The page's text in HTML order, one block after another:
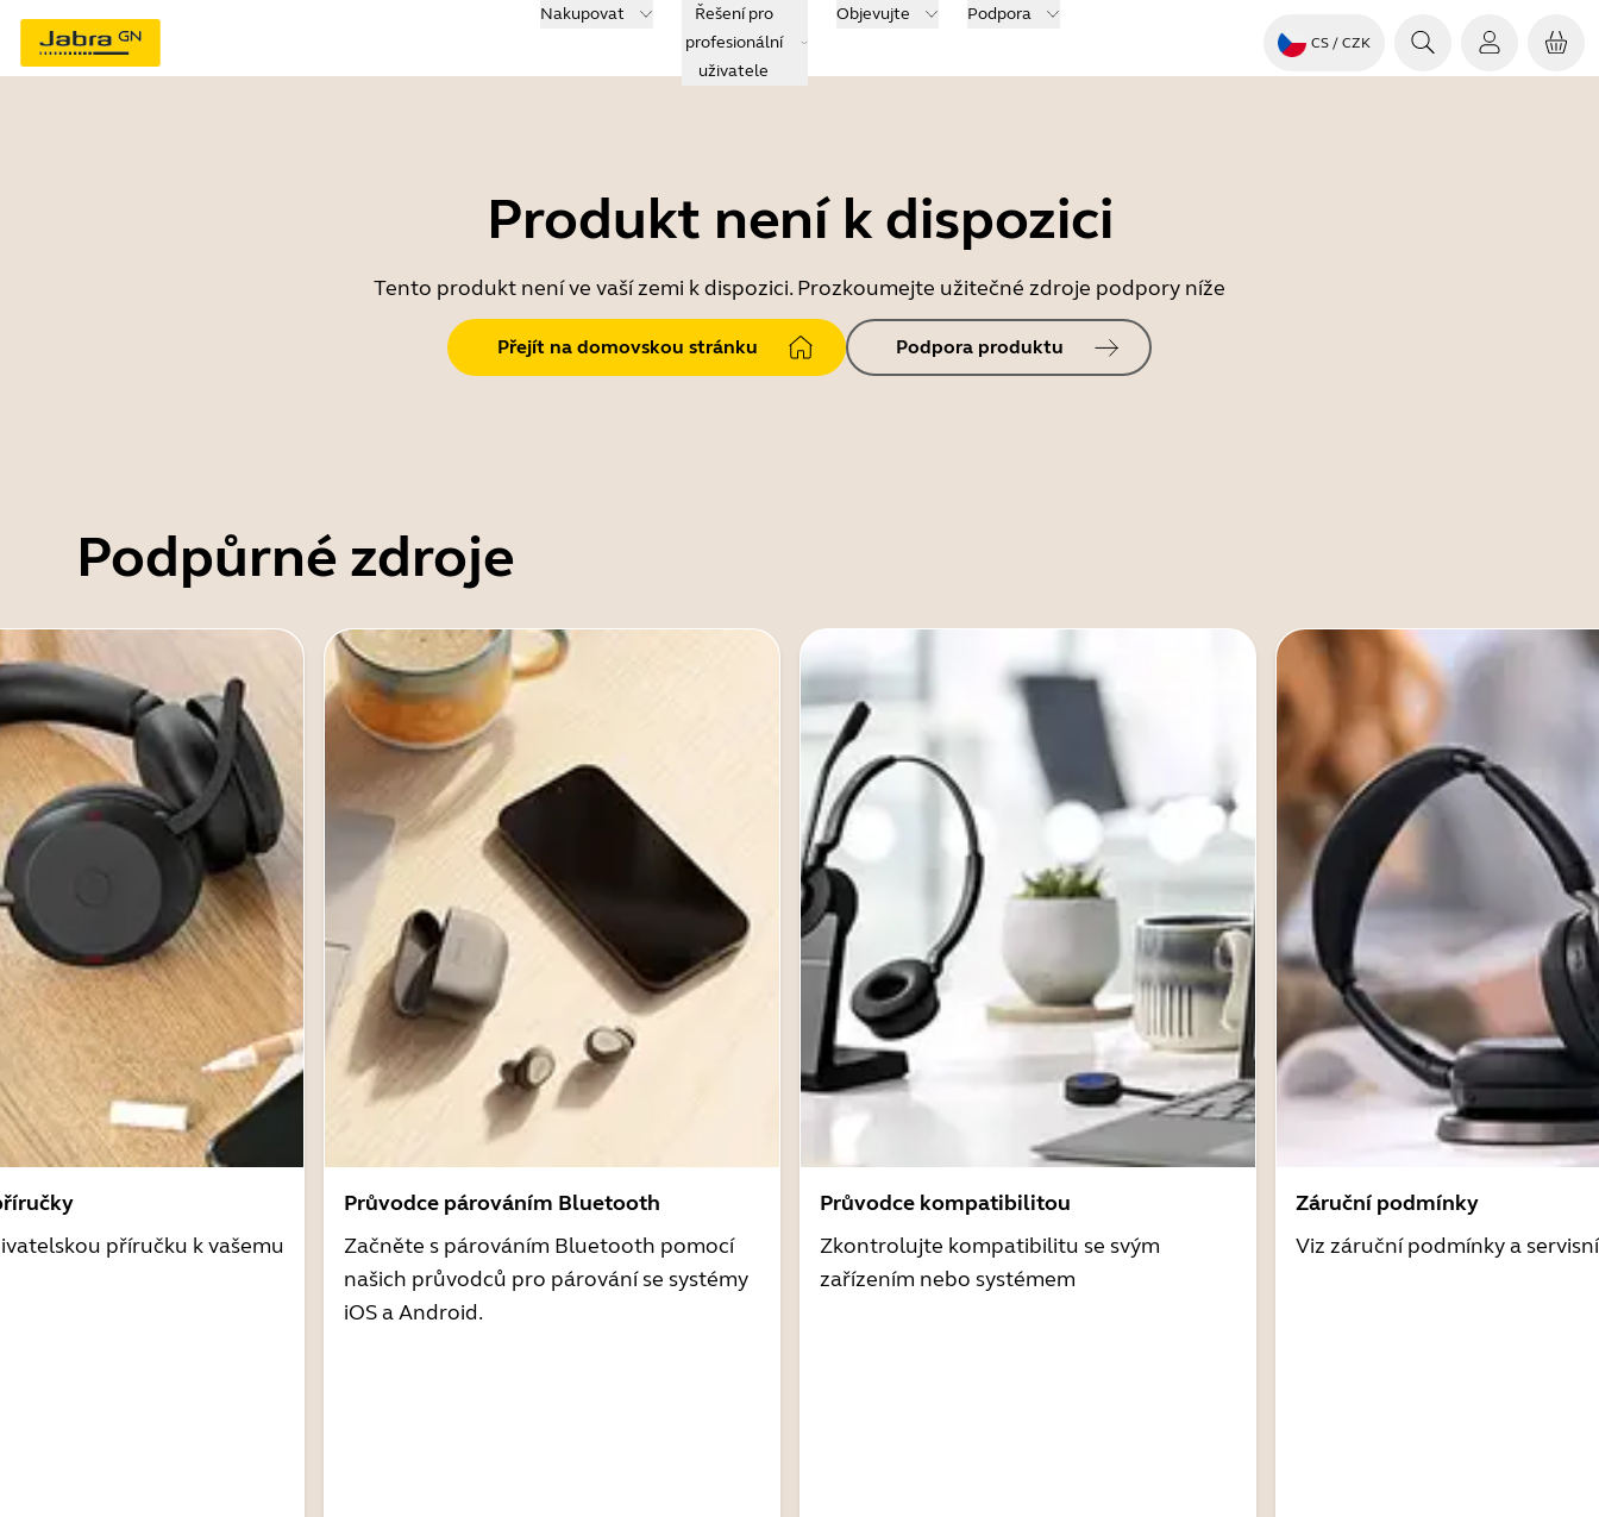
Nakupovat
Řešení pro
profesionální
uživatele
Objevujte Podpora
CS / CZK
Produkt není k dispozici
Tento produkt není ve vaší zemi k dispozici. Prozkoumejte užitečné zdroje podpory níže
Přejít na domovskou stránku Podpora produktu
Podpůrné zdroje
příručku k vašemu
Průvodce párováním Bluetooth
Začněte s párováním Bluetooth pomocí
našich průvodců pro párování se systémy
iOS a Android.
Průvodce kompatibilitou
Zkontrolujte kompatibilitu se svým
zařízením nebo systémem
Záruční podmínky
Viz záruční podmínky a